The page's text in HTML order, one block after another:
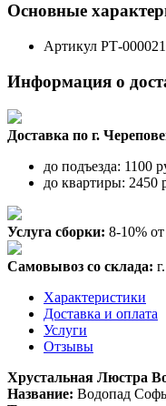
Основные
Артикул РТ-
Информация о
Доставка по г.
до подъезда: 1100
до квартиры: 2450
Услуга сборки: 8-10%
Самовывоз со склада:
Характеристики
Доставка и оплата
Услуги
Отзывы
Хрустальная Люстра
Название: Водопад